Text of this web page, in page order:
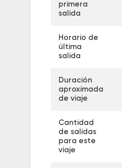
primera
salida
Horario de
última
salida
Duración
aproximada
de viaje
Cantidad
de salidas
para este
viaje